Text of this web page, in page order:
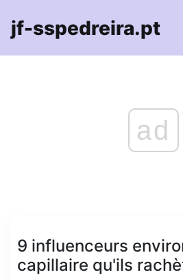
jf-sspedreira.pt
ad
9 influenceurs
capillaire qu'ils